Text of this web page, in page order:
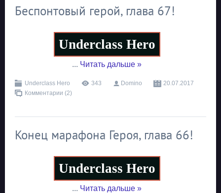
Беспонтовый герой, глава 67!
Underclass Hero
... Читать дальше »
Underclass Hero 343 Domino
20.07.2017
Комментарии (2)
Конец марафона Героя, глава 66!
Underclass Hero
... Читать дальше »